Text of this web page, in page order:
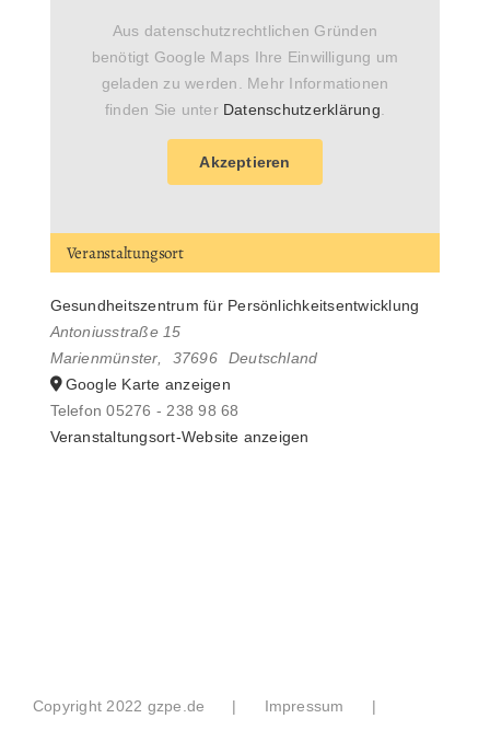
Veranstaltungsort
Gesundheitszentrum für Persönlichkeitsentwicklung
Antoniusstraße 15
Marienmünster, 37696
Deutschland
Google Karte anzeigen
Telefon 05276 - 238 98 68
Veranstaltungsort-Website anzeigen
Aus datenschutzrechtlichen Gründen
benötigt Google Maps Ihre Einwilligung um
geladen zu werden. Mehr Informationen
finden Sie unter Datenschutzerklärung
Akzeptieren
Copyright 2022 gzpe.de
Impressum